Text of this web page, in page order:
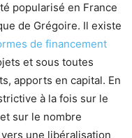
popularisé en France
de Grégoire. Il existe
de financement
et sous toutes
apports en capital. En
à la fois sur le
sur le nombre
une libéralisation